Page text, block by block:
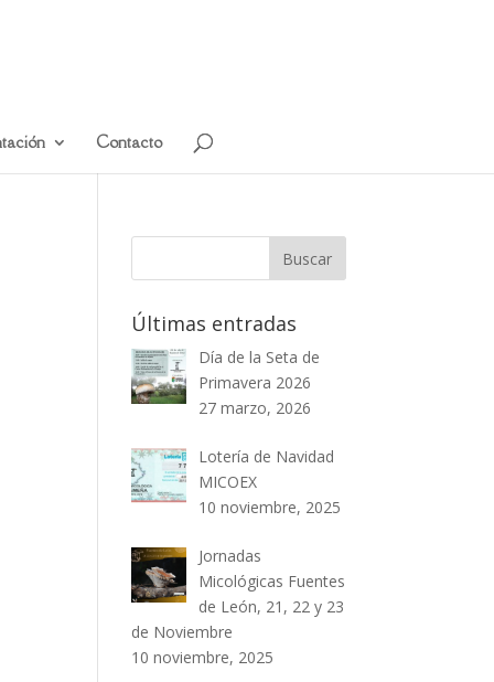
Contacto
Últimas entradas
Día de la Seta de
Primavera 2026
27 marzo, 2026
Lotería de Navidad
MICOEX
10 noviembre, 2025
Jornadas
Micológicas Fuentes
de León, 21, 22 y 23
de Noviembre
10 noviembre, 2025